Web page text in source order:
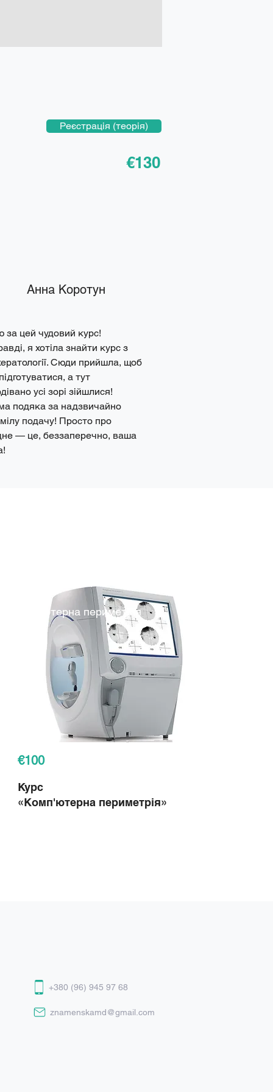
Реєстрація (теорія)
€130
Анна Коротун
за цей чудовий курс!
я хотіла знайти курс з
Сюди прийшла, щоб
а тут
усі зорі зійшлися!
подяка за надзвичайно
подачу! Просто про
— це, беззаперечно, ваша
Комп'ютерна периметрія
€100
Курс
«Комп'ютерна периметрія»
+380 (96) 945 97 68
znamenskamd@gmail.com